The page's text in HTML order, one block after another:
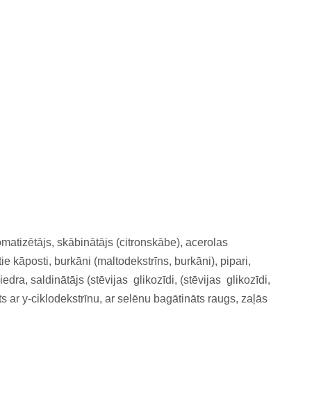
skābinātājs (citronskābe), acerolas
kāposti, burkāni (maltodekstrīns, burkāni), pipari,
saldinātājs (stēvijas glikozīdi, (stēvijas glikozīdi,
ar y-ciklodekstrīnu, ar selēnu bagātināts raugs, zaļās